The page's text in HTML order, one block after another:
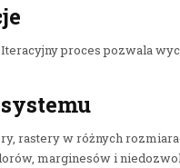
proces pozwala
rastery w różnych
marginesów i